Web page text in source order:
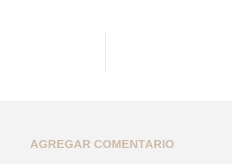
AGREGAR COMENTARIO